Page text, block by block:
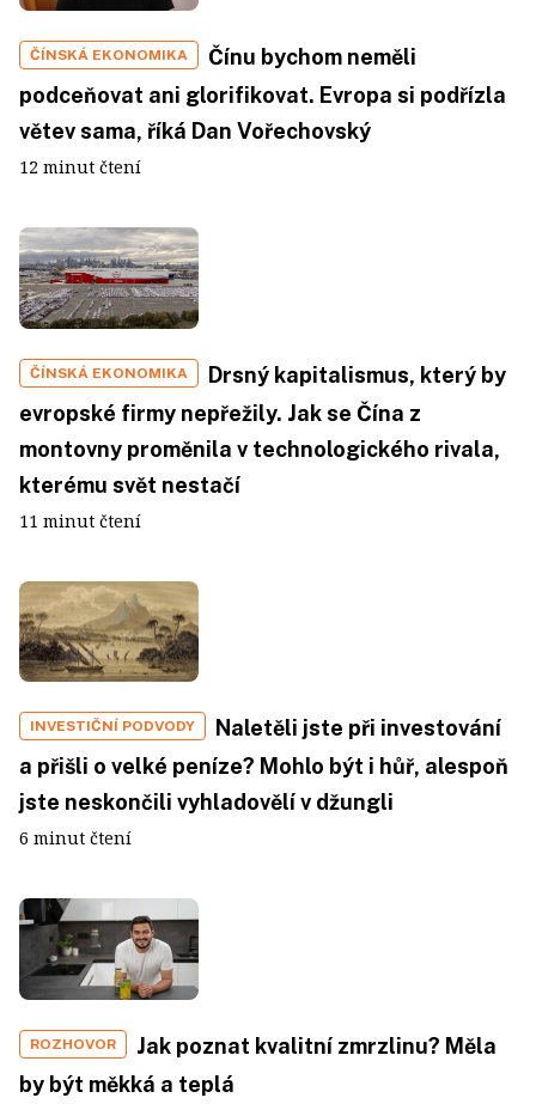
ČÍNSKÁ EKONOMIKA
Čínu bychom neměli
podceňovat ani glorifikovat. Evropa si podřízla
větev sama, říká Dan Vořechovský
12 minut čtení
ČÍNSKÁ EKONOMIKA
Drsný kapitalismus, který by
evropské firmy nepřežily. Jak se Čína z
montovny proměnila v technologického rivala,
kterému svět nestačí
11 minut čtení
INVESTIČNÍ PODVODY
Naletěli jste při investování
a přišli o velké peníze? Mohlo být i hůř, alespoň
jste neskončili vyhladovělí v džungli
6 minut čtení
ROZHOVOR
Jak poznat kvalitní zmrzlinu? Měla
by být měkká a teplá